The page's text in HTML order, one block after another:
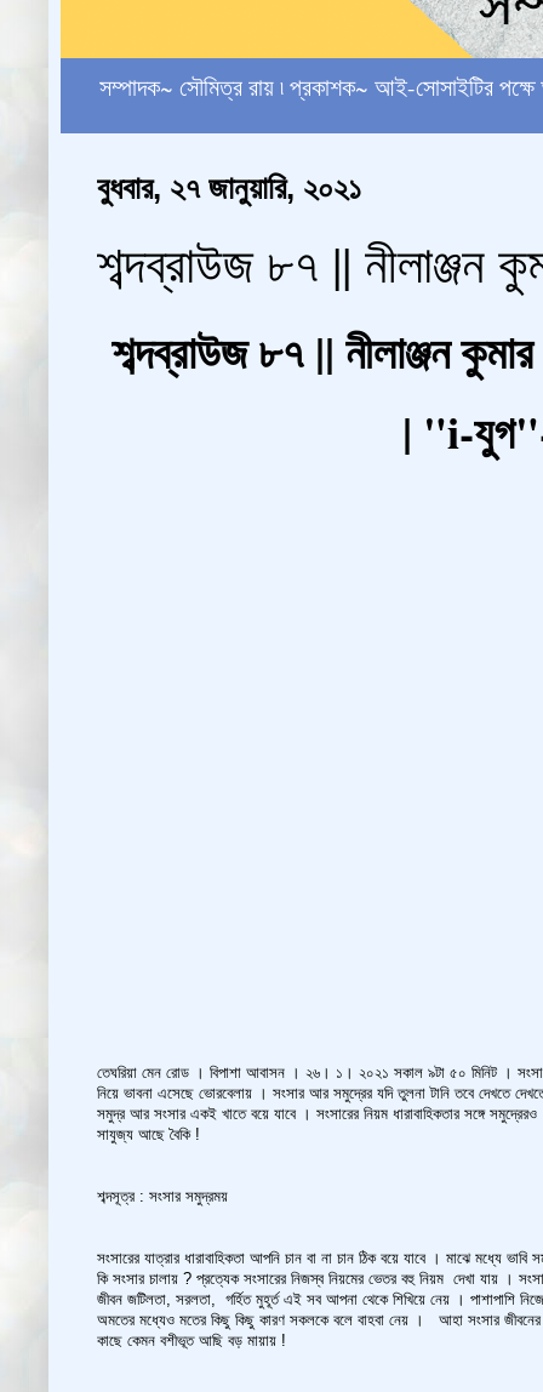
সম্পাদক~ সৌমিত্র রায় ৷ প্রকাশক~ আই-সোসাইটির
বুধবার, ২৭ জানুয়ারি, ২০২১
শব্দব্রাউজ ৮৭ || নীলাঞ্জন
শব্দব্রাউজ ৮৭ || নীলাঞ্জন
| "i-যুগ"-এর
তেঘরিয়া মেন রোড । বিপাশা আবাসন । ২৬। ১। ২০২১ সকাল ৯টা ৫০ মিনিট ।
নিয়ে ভাবনা এসেছে ভোরবেলায় । সংসার আর সমুদ্রের যদি তুলনা টানি তবে দেখতে
সমুদ্র আর সংসার একই খাতে বয়ে যাবে । সংসারের নিয়ম ধারাবাহিকতার সঙ্গে সমুদ্রেরও
সাযুজ্য আছে বৈকি !
শব্দসূত্র : সংসার সমুদ্রময়
সংসারের যাত্রার ধারাবাহিকতা আপনি চান বা না চান ঠিক বয়ে যাবে । মাঝে মধ্যে ভাবি
কি সংসার চালায় ? প্রত্যেক সংসারের নিজস্ব নিয়মের ভেতর বহু নিয়ম দেখা যায় ।
জীবন জটিলতা, সরলতা, গর্হিত মুহূর্ত এই সব আপনা থেকে শিখিয়ে নেয় । পাশাপাশি
অমতের মধ্যেও মতের কিছু কিছু কারণ সকলকে বলে বাহবা নেয় । আহা সংসার জীবনের
কাছে কেমন বশীভূত আছি বড় মায়ায় !